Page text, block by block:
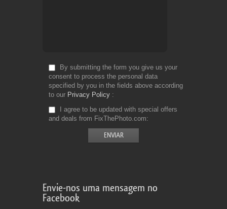
By submitting the form you give us your
consent to process the personal data
specified by you in the fields above according
to our Privacy Policy
I agree to be updated with special offers
and deals from FixThePhoto.com
Envie-nos uma mensagem no
Facebook